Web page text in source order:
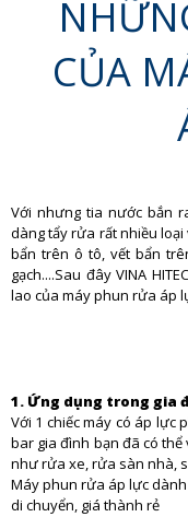
CỦA
Với nhưng tia nước bắn
dàng tẩy rửa rất nhiều
bẩn trên ô tô, vết bẩn
gạch....Sau đây VINA
lao của máy phun rửa áp
1. Ứng dụng trong gia
Với 1 chiếc máy có áp lực
bar gia đình bạn đã có
như rửa xe, rửa sàn nhà,
Máy phun rửa áp lực
di chuyển, giá thành rẻ